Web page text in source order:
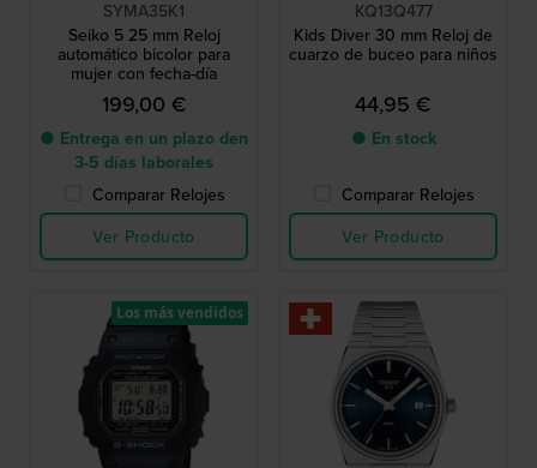
SYMA35K1
Seiko 5 25 mm Reloj
automático bicolor para
mujer con fecha-día
199,00 €
● Entrega en un plazo den
3-5 días laborales
Comparar Relojes
Ver Producto
KQ13Q477
Kids Diver 30 mm Reloj de
cuarzo de buceo para niños
44,95 €
● En stock
Comparar Relojes
Ver Producto
Los más vendidos